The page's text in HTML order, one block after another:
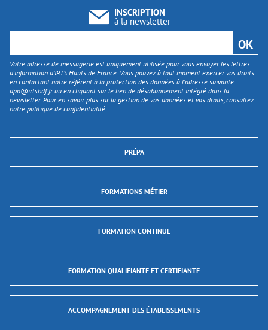
INSCRIPTION
à la newsletter
Votre adresse de messagerie est uniquement utilisée pour vous envoyer les lettres
d'information d’IRTS Hauts de France. Vous pouvez à tout moment exercer vos droits
en contactant notre référent à la protection des données à l’adresse suivante :
dpo@irtshdf.frou en cliquant sur le lien de désabonnement intégré dans la
newsletter. Pour en savoir plus sur la gestion de vos données et vos droits, consultez
notre politique de confidentialité
PRÉPA
FORMATIONS MÉTIER
FORMATION CONTINUE
FORMATION QUALIFIANTE ET CERTIFIANTE
ACCOMPAGNEMENT DES ÉTABLISSEMENTS